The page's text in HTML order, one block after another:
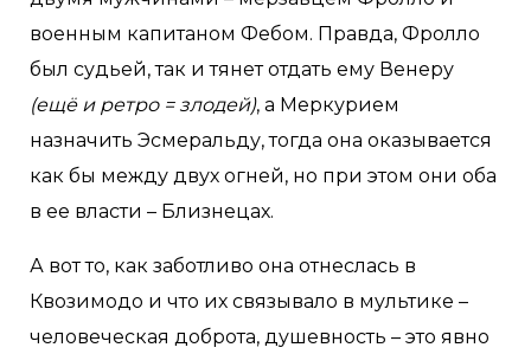
военным капитаном Фебом. Правда, Фролло
был судьей, так и тянет отдать ему Венеру
(ещё и ретро = злодей), а Меркурием
назначить Эсмеральду, тогда она оказывается
как бы между двух огней, но при этом они оба
в ее власти – Близнецах.
А вот то, как заботливо она отнеслась в
Квозимодо и что их связывало в мультике –
человеческая доброта, душевность – это явно